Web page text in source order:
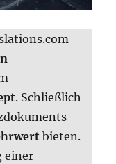
. Schließlich
bieten.
einer